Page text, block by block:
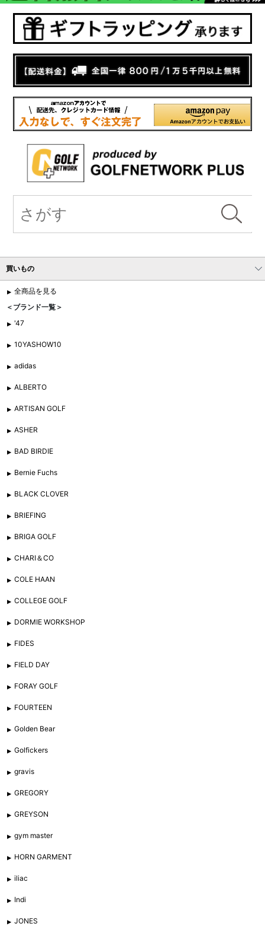
買いもの
全商品を見る
＜ブランド一覧＞
'47
10YASHOW10
adidas
ALBERTO
ARTISAN GOLF
ASHER
BAD BIRDIE
Bernie Fuchs
BLACK CLOVER
BRIEFING
BRIGA GOLF
CHARI＆CO
COLE HAAN
COLLEGE GOLF
DORMIE WORKSHOP
FIDES
FIELD DAY
FORAY GOLF
FOURTEEN
Golden Bear
Golfickers
gravis
GREGORY
GREYSON
gym master
HORN GARMENT
iliac
Indi
JONES